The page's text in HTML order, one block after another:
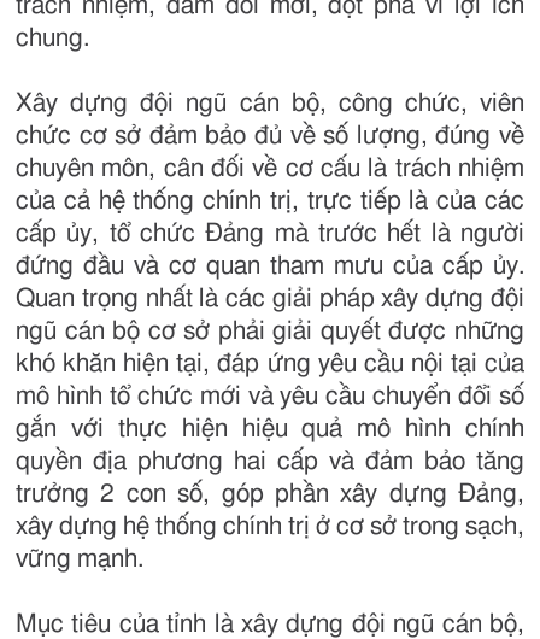
trách nhiệm, dám đổi mới, đột phá vì lợi ích
chung.
Xây dựng đội ngũ cán bộ, công chức, viên
chức cơ sở đảm bảo đủ về số lượng, đúng về
chuyên môn, cân đối về cơ cấu là trách nhiệm
của cả hệ thống chính trị, trực tiếp là của các
cấp ủy, tổ chức Đảng mà trước hết là người
đứng đầu và cơ quan tham mưu của cấp ủy.
Quan trọng nhất là các giải pháp xây dựng đội
ngũ cán bộ cơ sở phải giải quyết được những
khó khăn hiện tại, đáp ứng yêu cầu nội tại của
mô hình tổ chức mới và yêu cầu chuyển đổi số
gắn với thực hiện hiệu quả mô hình chính
quyền địa phương hai cấp và đảm bảo tăng
trưởng 2 con số, góp phần xây dựng Đảng,
xây dựng hệ thống chính trị ở cơ sở trong sạch,
vững mạnh.
Mục tiêu của tỉnh là xây dựng đội ngũ cán bộ,